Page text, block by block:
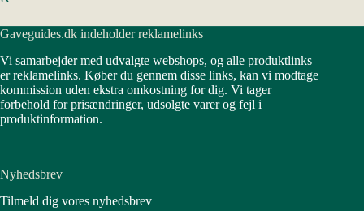
var:
er:
Gaveguides.dk indeholder reklamelinks
Vi samarbejder med udvalgte webshops, og alle produktlinks
er reklamelinks. Køber du gennem disse links, kan vi modtage
kommission uden ekstra omkostning for dig. Vi tager
forbehold for prisændringer, udsolgte varer og fejl i
produktinformation.
Nyhedsbrev
Tilmeld dig vores nyhedsbrev